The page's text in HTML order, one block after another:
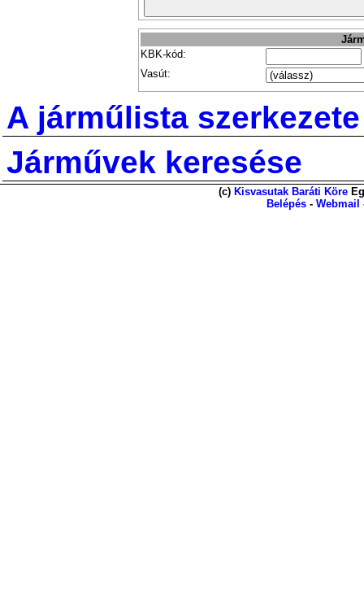
KBK-kód:
Vasút:
A járműlista szerkezete
Járművek keresése
(c) Kisvasutak Baráti Köre
Belépés - Webmail